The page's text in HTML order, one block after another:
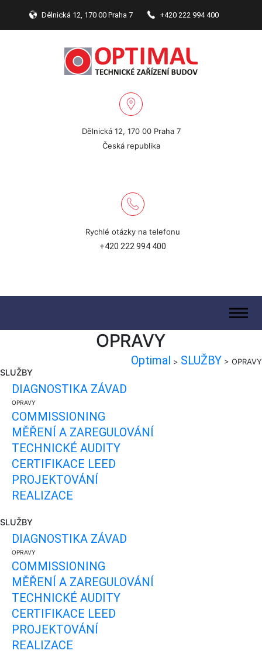
Dělnická 12, 170 00 Praha 7 +420 222 994 400
Dělnická 12, 170 00 Praha 7
Česká republika
Rychlé otázky na telefonu
+420 222 994 400
OPRAVY
Optimal > SLUŽBY > OPRAVY
SLUŽBY
DIAGNOSTIKA ZÁVAD
OPRAVY
COMMISSIONING
MĚŘENÍ A ZAREGULOVÁNÍ
TECHNICKÉ AUDITY
CERTIFIKACE LEED
PROJEKTOVÁNÍ
REALIZACE
SLUŽBY
DIAGNOSTIKA ZÁVAD
OPRAVY
COMMISSIONING
MĚŘENÍ A ZAREGULOVÁNÍ
TECHNICKÉ AUDITY
CERTIFIKACE LEED
PROJEKTOVÁNÍ
REALIZACE